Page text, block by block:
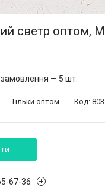
светр оптом,
замовлення — 5 шт.
Тільки оптом Код:
67-36